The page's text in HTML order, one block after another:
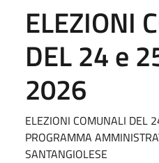
ELEZIONI
DEL 24 e
2026
ELEZIONI COMUNALI DEL
PROGRAMMA
SANTANGIOLESE